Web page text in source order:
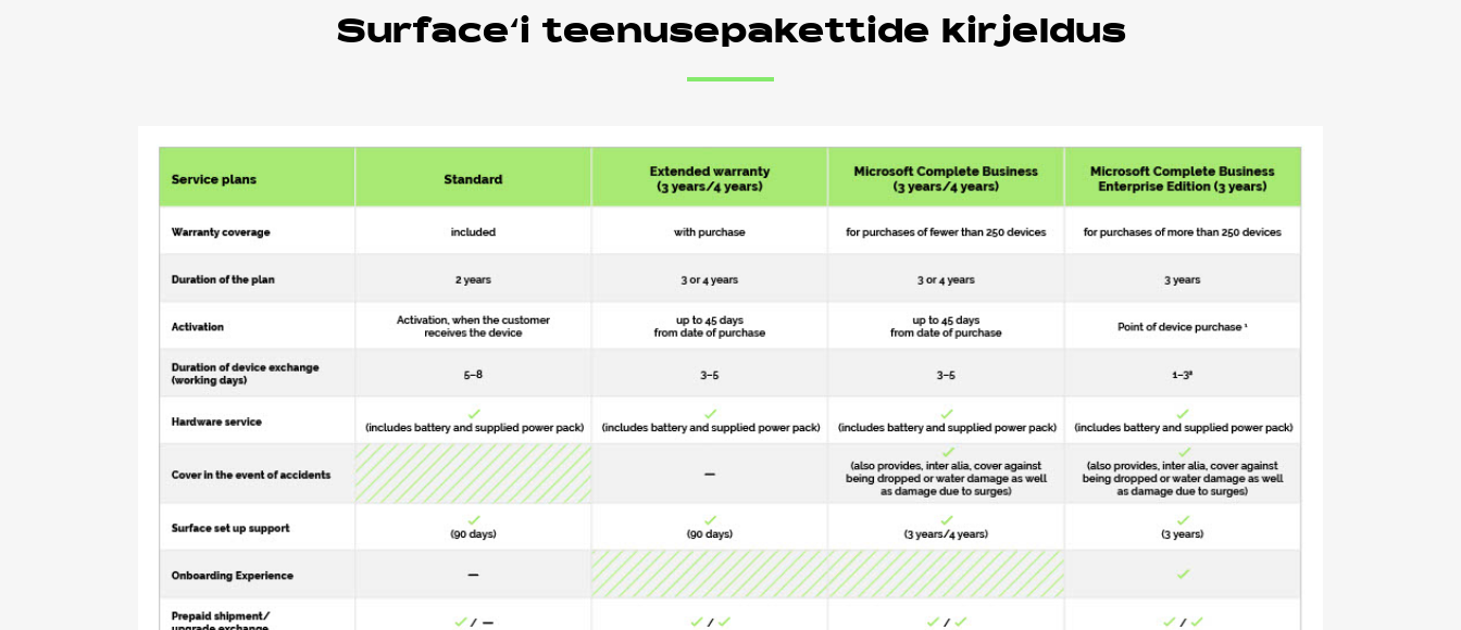
Surface‘i teenusepakettide kirjeldus